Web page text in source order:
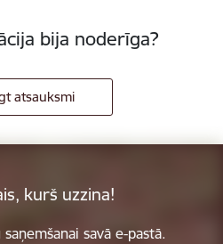
bija noderīga?
atsauksmi
kurš uzzina!
savā e-pastā.